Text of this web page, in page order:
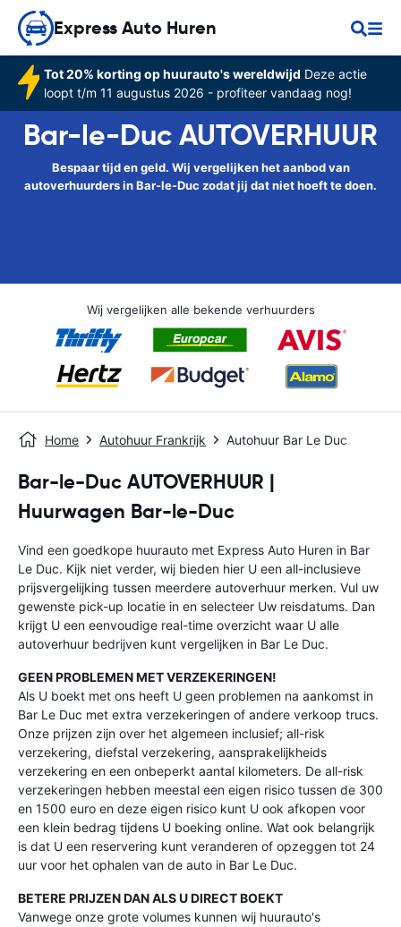
Express Auto Huren
Tot 20% korting op huurauto's wereldwijd Deze actie
loopt t/m 11 augustus 2026 - profiteer vandaag nog!
Bar-le-Duc AUTOVERHUUR
Bespaar tijd en geld. Wij vergelijken het aanbod van
autoverhuurders in Bar-le-Duc zodat jij dat niet hoeft te doen.
Wij vergelijken alle bekende verhuurders
Home Autohuur Frankrijk Autohuur Bar Le Duc
Bar-le-Duc AUTOVERHUUR |
Huurwagen Bar-le-Duc
Vind een goedkope huurauto met Express Auto Huren in Bar
Le Duc. Kijk niet verder, wij bieden hier U een all-inclusieve
prijsvergelijking tussen meerdere autoverhuur merken. Vul uw
gewenste pick-up locatie in en selecteer Uw reisdatums. Dan
krijgt U een eenvoudige real-time overzicht waar U alle
autoverhuur bedrijven kunt vergelijken in Bar Le Duc.
GEEN PROBLEMEN MET VERZEKERINGEN!
Als U boekt met ons heeft U geen problemen na aankomst in
Bar Le Duc met extra verzekeringen of andere verkoop trucs.
Onze prijzen zijn over het algemeen inclusief; all-risk
verzekering, diefstal verzekering, aansprakelijkheids
verzekering en een onbeperkt aantal kilometers. De all-risk
verzekeringen hebben meestal een eigen risico tussen de 300
en 1500 euro en deze eigen risico kunt U ook afkopen voor
een klein bedrag tijdens U boeking online. Wat ook belangrijk
is dat U een reservering kunt veranderen of opzeggen tot 24
uur voor het ophalen van de auto in Bar Le Duc.
BETERE PRIJZEN DAN ALS U DIRECT BOEKT
Vanwege onze grote volumes kunnen wij huurauto's